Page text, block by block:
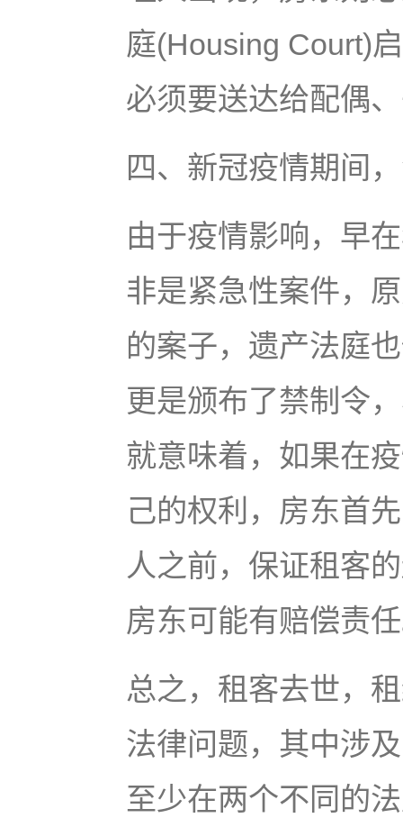
庭(Housing Court)
必须要送达给配偶
四、新冠疫情期间
由于疫情影响，早
非是紧急性案件，
的案子，遗产法庭
更是颁布了禁制令
就意味着，如果在
己的权利，房东首
人之前，保证租客
房东可能有赔偿责
总之，租客去世，
法律问题，其中涉
至少在两个不同的